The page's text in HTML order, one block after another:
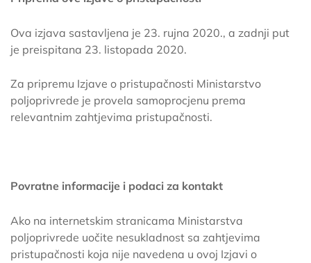
Ova izjava sastavljena je 23. rujna 2020., a zadnji put
je preispitana 23. listopada 2020.
Za pripremu Izjave o pristupačnosti Ministarstvo
poljoprivrede je provela samoprocjenu prema
relevantnim zahtjevima pristupačnosti.
Povratne informacije i podaci za kontakt
Ako na internetskim stranicama Ministarstva
poljoprivrede uočite nesukladnost sa zahtjevima
pristupačnosti koja nije navedena u ovoj Izjavi o